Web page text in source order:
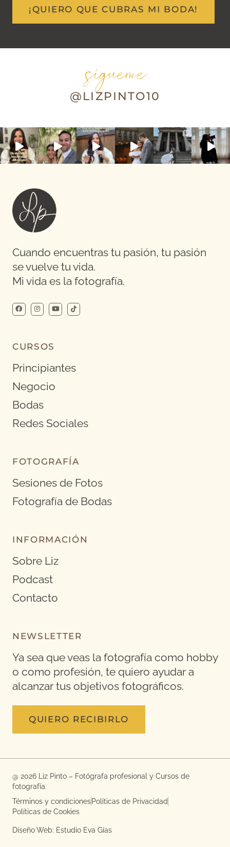
¡QUIERO QUE CUBRAS MI BODA!
sígueme
@LIZPINTO10
Cuando encuentras tu pasión, tu pasión
se vuelve tu vida.
Mi vida es la fotografía.
CURSOS
Principiantes
Negocio
Bodas
Redes Sociales
FOTOGRAFÍA
Sesiones de Fotos
Fotografía de Bodas
INFORMACIÓN
Sobre Liz
Podcast
Contacto
NEWSLETTER
Ya sea que veas la fotografía como hobby
o como profesión, te quiero ayudar a
alcanzar tus objetivos fotográficos.
QUIERO RECIBIRLO
@ 2026 Liz Pinto – Fotógrafa profesional y Cursos de
fotografía.
Términos y condicionesPolíticas de Privacidad
Políticas de Cookies
Diseño Web: Estudio Eva Gías